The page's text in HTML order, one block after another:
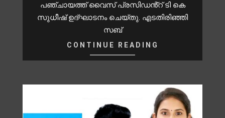
പഞ്ചായത്ത് വൈസ് പ്രസിഡൻ്റ് ടി കെ
സുധീഷ് ഉദ്ഘാടനം ചെയ്തു. എടതിരിഞ്ഞി
സബ്
CONTINUE READING